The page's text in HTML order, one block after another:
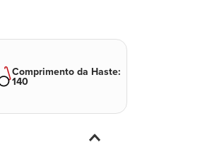
Comprimento da Haste:
140